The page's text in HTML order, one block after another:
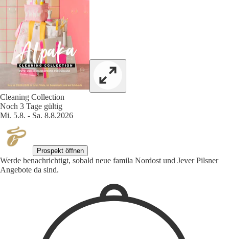
Cleaning Collection
Noch 3 Tage gültig
Mi. 5.8. - Sa. 8.8.2026
Prospekt öffnen
Werde benachrichtigt, sobald neue famila Nordost und Jever Pilsner
Angebote da sind.